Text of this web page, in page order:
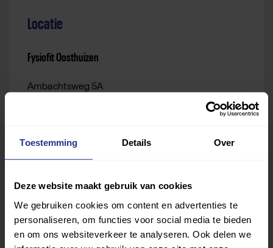
Toestemming Details Over
Deze website maakt gebruik van cookies
We gebruiken cookies om content en advertenties te
personaliseren, om functies voor social media te bieden
en om ons websiteverkeer te analyseren. Ook delen we
Locatie
Fysiofit Oosthuizen
Ambachtsweg 5A